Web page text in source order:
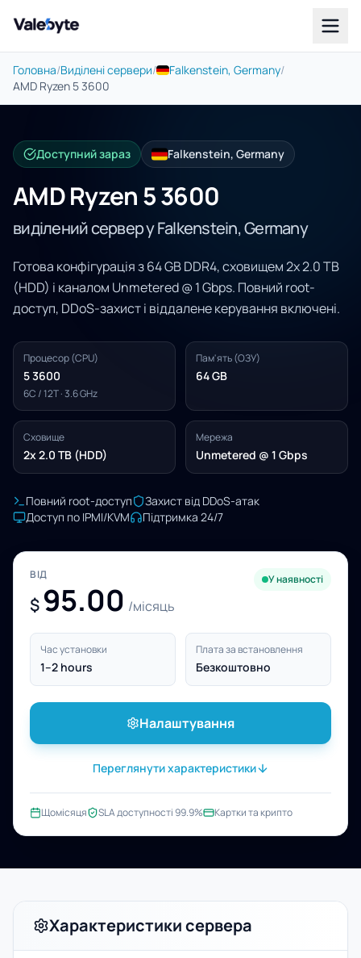
Valebyte
Головна/Виділені сервери/ Falkenstein, Germany/
AMD Ryzen 5 3600
Доступний зараз Falkenstein, Germany
AMD Ryzen 5 3600
виділений сервер у Falkenstein, Germany
Готова конфігурація з 64 GB DDR4, сховищем 2x 2.0 TB
(HDD) і каналом Unmetered @ 1 Gbps. Повний root-
доступ, DDoS-захист і віддалене керування включені.
Процесор (CPU)
5 3600
6C / 12T · 3.6 GHz
Пам'ять (ОЗУ)
64 GB
Сховище
2x 2.0 TB (HDD)
Мережа
Unmetered @ 1 Gbps
Повний root-доступ
Захист від DDoS-атак
Доступ по IPMI/KVM
Підтримка 24/7
ВІД
$ 95.00 /місяць
У наявності
Час установки
1–2 hours
Плата за встановлення
Безкоштовно
Налаштування
Переглянути характеристики
Щомісяця SLA доступності 99.9% Картки та крипто
Характеристики сервера